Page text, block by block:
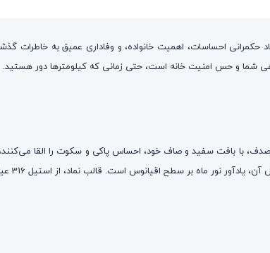
حکمرانی احساسات، اهمیت خانواده، و وفاداری عمیق به
و حس امنیت خانه است، حتی زمانی که کیلومترها دور هستید.
با بافت سفید و صاف خود، احساس پاکی و سکوت را القا می‌کنند،